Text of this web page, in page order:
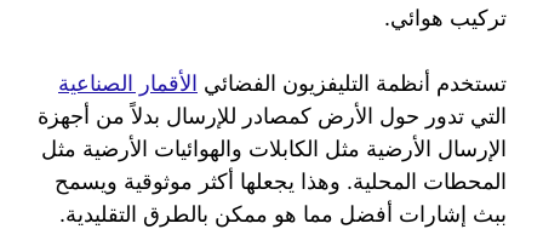
تركيب هوائي.
تستخدم أنظمة التليفزيون الفضائي الأقمار الصناعية
التي تدور حول الأرض كمصادر للإرسال بدلاً من أجهزة
الإرسال الأرضية مثل الكابلات والهوائيات الأرضية مثل
المحطات المحلية. وهذا يجعلها أكثر موثوقية ويسمح
ببث إشارات أفضل مما هو ممكن بالطرق التقليدية.